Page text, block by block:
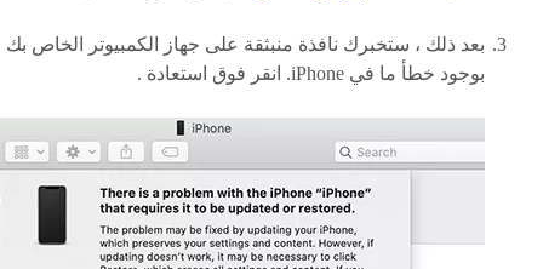
بعد ذلك ، ستخبرك نافذة منبثقة على جهاز الكمبيوتر الخاص بك
بوجود خطأ ما في iPhone. انقر فوق استعادة .